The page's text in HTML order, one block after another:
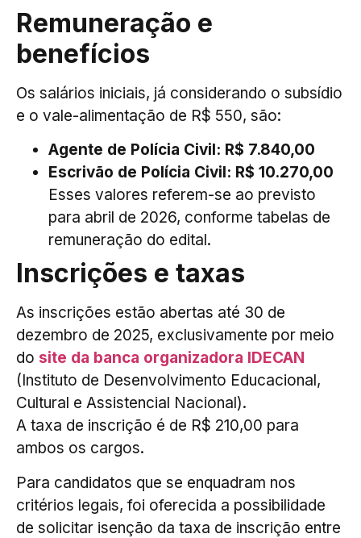
Remuneração e
benefícios
Os salários iniciais, já considerando o subsídio
e o vale-alimentação de R$ 550, são:
Agente de Polícia Civil: R$ 7.840,00
Escrivão de Polícia Civil: R$ 10.270,00
Esses valores referem-se ao previsto
para abril de 2026, conforme tabelas de
remuneração do edital.
Inscrições e taxas
As inscrições estão abertas até 30 de
dezembro de 2025, exclusivamente por meio
do site da banca organizadora IDECAN
(Instituto de Desenvolvimento Educacional,
Cultural e Assistencial Nacional).
A taxa de inscrição é de R$ 210,00 para
ambos os cargos.
Para candidatos que se enquadram nos
critérios legais, foi oferecida a possibilidade
de solicitar isenção da taxa de inscrição entre